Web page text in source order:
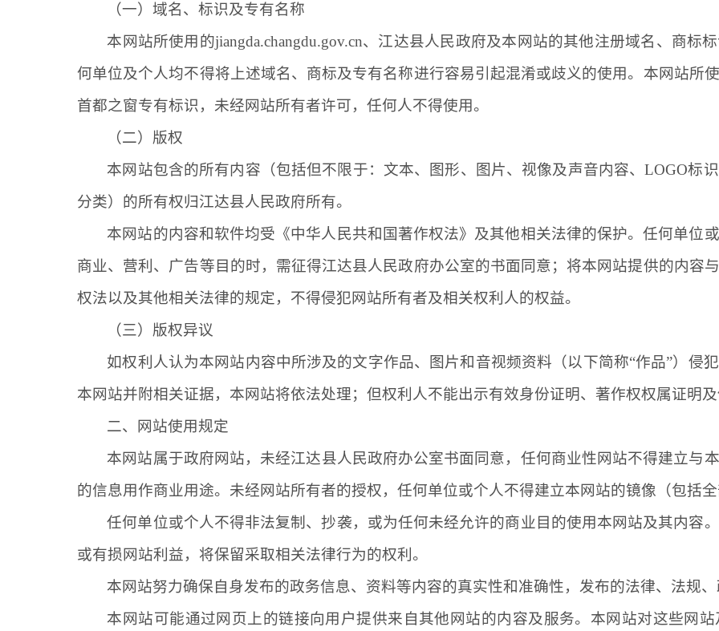
（一）域名、标识及专有名称
本网站所使用的jiangda.changdu.gov.cn、 江达县人民政府及本网站的其他注册域名、商标
何单位及个人均不得将上述域名、商标及专有名称进行容易引起混淆或歧义的使用。本网站所
首都之窗专有标识，未经网站所有者许可，任何人不得使用。
（二）版权
本网站包含的所有内容（包括但不限于：文本、图形、图片、视像及声音内容、LOGO标
分类）的所有权归江达县人民政府所有。
本网站的内容和软件均受《中华人民共和国著作权法》及其他相关法律的保护。任何单位
商业、营利、广告等目的时，需征得江达县人民政府办公室的书面同意；将本网站提供的内容
权法以及其他相关法律的规定，不得侵犯网站所有者及相关权利人的权益。
（三）版权异议
如权利人认为本网站内容中所涉及的文字作品、图片和音视频资料（以下简称“作品”）侵
本网站并附相关证据，本网站将依法处理；但权利人不能出示有效身份证明、著作权权属证明
二、网站使用规定
本网站属于政府网站，未经江达县人民政府办公室书面同意，任何商业性网站不得建立与
的信息用作商业用途。未经网站所有者的授权，任何单位或个人不得建立本网站的镜像（包括全
任何单位或个人不得非法复制、抄袭，或为任何未经允许的商业目的使用本网站及其内容
或有损网站利益，将保留采取相关法律行为的权利。
本网站努力确保自身发布的政务信息、资料等内容的真实性和准确性，发布的法律、法规
本网站可能通过网页上的链接向用户提供来自其他网站的内容及服务。本网站对这些网